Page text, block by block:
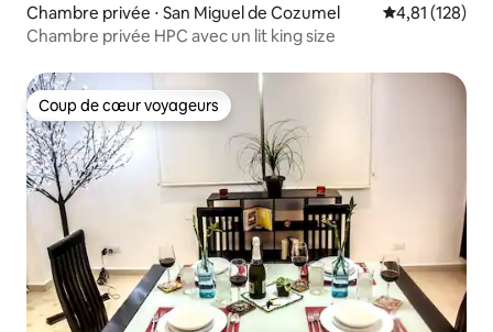
Chambre privée ⋅ San Miguel de Cozumel Évaluation
4,81 (128)
Chambre privée HPC avec un lit king size
Coup de cœur voyageurs
Coup de cœur voyageurs